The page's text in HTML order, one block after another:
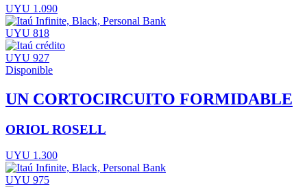
UYU 1.090
UYU 818
UYU 927
Disponible
UN CORTOCIRCUITO FORMIDABLE
ORIOL ROSELL
UYU 1.300
UYU 975